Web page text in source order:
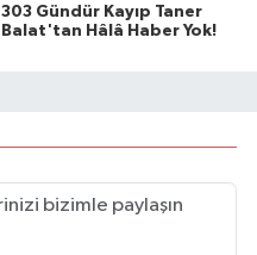
303 Gündür Kayıp Taner
Balat'tan Hâlâ Haber Yok!